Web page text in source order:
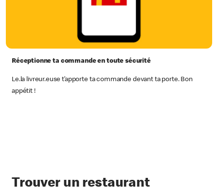
Réceptionne ta commande en toute sécurité
Le.la livreur.euse t’apporte ta commande devant ta porte. Bon
appétit !
Trouver un restaurant